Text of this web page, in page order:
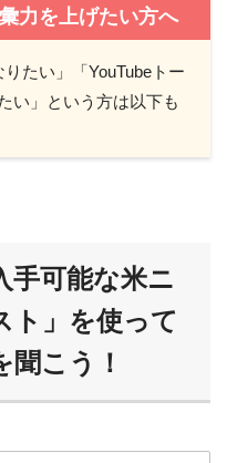
力を上げたい方へ
たい」「YouTubeトー
い」という方は以下も
手可能な米ニ
ト」を使って
こう！